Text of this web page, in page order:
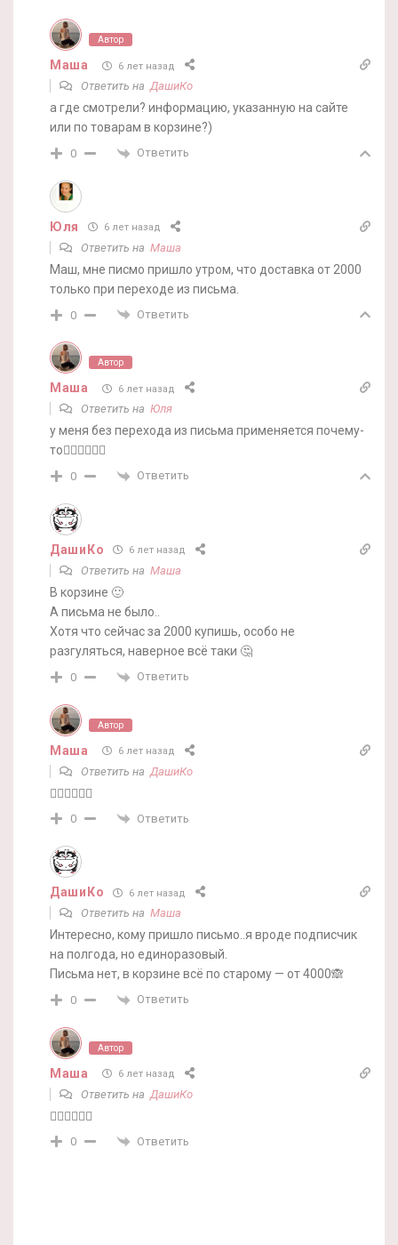
Автор
Маша 6 лет назад
Ответить наДашиКо
а где смотрели? информацию, указанную на сайте
или по товарам в корзине?)
0 Ответить
Юля 6 лет назад
Ответить на Маша
Маш, мне писмо пришло утром, что доставка от 2000
только при переходе из письма.
0 Ответить
Автор
Маша 6 лет назад
Ответить на Юля
у меня без перехода из письма применяется почему-
то🤷‍♀️🤷‍♀️🤷‍♀️
0 Ответить
ДашиКо 6 лет назад
Ответить на Маша
В корзине 🙂
А письма не было..
Хотя что сейчас за 2000 купишь, особо не
разгуляться, наверное всё таки 🤔
0 Ответить
Автор
Маша 6 лет назад
Ответить на ДашиКо
🤷‍♀️🤷‍♀️🤷‍♀️
0 Ответить
ДашиКо 6 лет назад
Ответить на Маша
Интересно, кому пришло письмо..я вроде подписчик
на полгода, но единоразовый.
Письма нет, в корзине всё по старому — от 4000🙈
0 Ответить
Автор
Маша 6 лет назад
Ответить на ДашиКо
🤷‍♀️🤷‍♀️🤷‍♀️
0 Ответить